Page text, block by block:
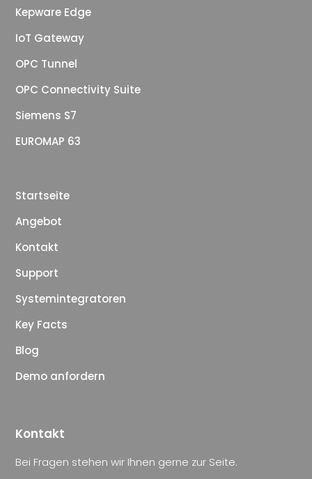
Kepware Edge
IoT Gateway
OPC Tunnel
OPC Connectivity Suite
Siemens S7
EUROMAP 63
Startseite
Angebot
Kontakt
Support
Systemintegratoren
Key Facts
Blog
Demo anfordern
Kontakt
Bei Fragen stehen wir Ihnen gerne zur Seite.